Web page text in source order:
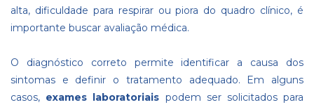
alta, dificuldade para respirar ou piora do quadro clínico, é
importante buscar avaliação médica.
O diagnóstico correto permite identificar a causa dos
sintomas e definir o tratamento adequado. Em alguns
casos, exames laboratoriais podem ser solicitados para